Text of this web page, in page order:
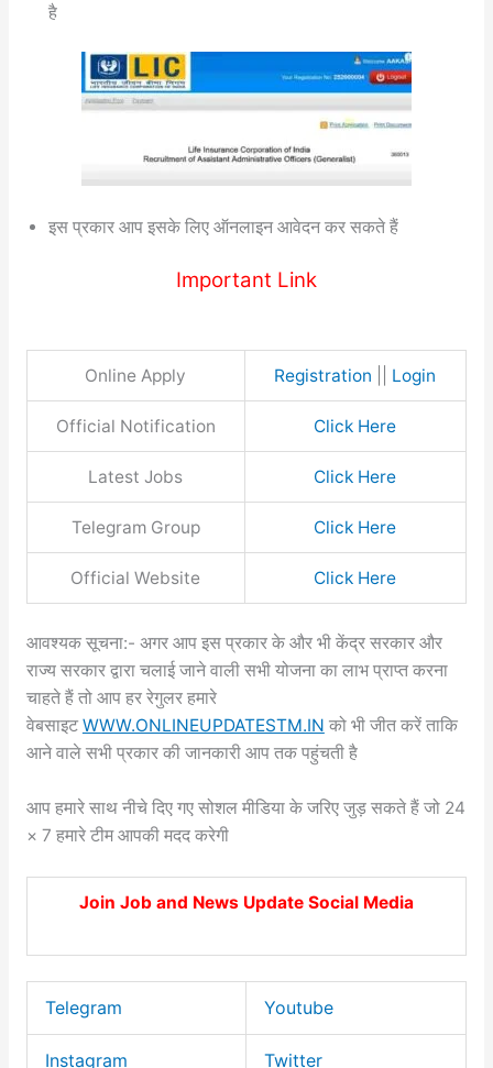
है
इस प्रकार आप इसके लिए ऑनलाइन आवेदन कर सकते हैं
Important Link
Online Apply Registration Login
Official Notification Click Here
Latest Jobs Click Here
Telegram Group Click Here
Official Website Click Here
आवश्यक सूचना:- अगर आप इस प्रकार के और भी केंद्र सरकार और
राज्य सरकार द्वारा चलाई जाने वाली सभी योजना का लाभ प्राप्त करना
चाहते हैं तो आप हर रेगुलर हमारे
वेबसाइटWWW.ONLINEUPDATESTM.IN को भी जीत करें ताकि
आने वाले सभी प्रकार की जानकारी आप तक पहुंचती है
आप हमारे साथ नीचे दिए गए सोशल मीडिया के जरिए जुड़ सकते हैं जो 24
× 7 हमारे टीम आपकी मदद करेगी
Join Job and News Update Social Media
Telegram Youtube
Instagram Twitter